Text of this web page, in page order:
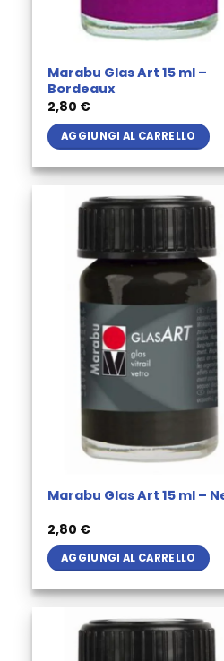
Marabu Glas Art 15 ml –
Bordeaux
2,80 €
AGGIUNGI AL CARRELLO
Marabu Glas Art 15 ml –
2,80 €
AGGIUNGI AL CARRELLO